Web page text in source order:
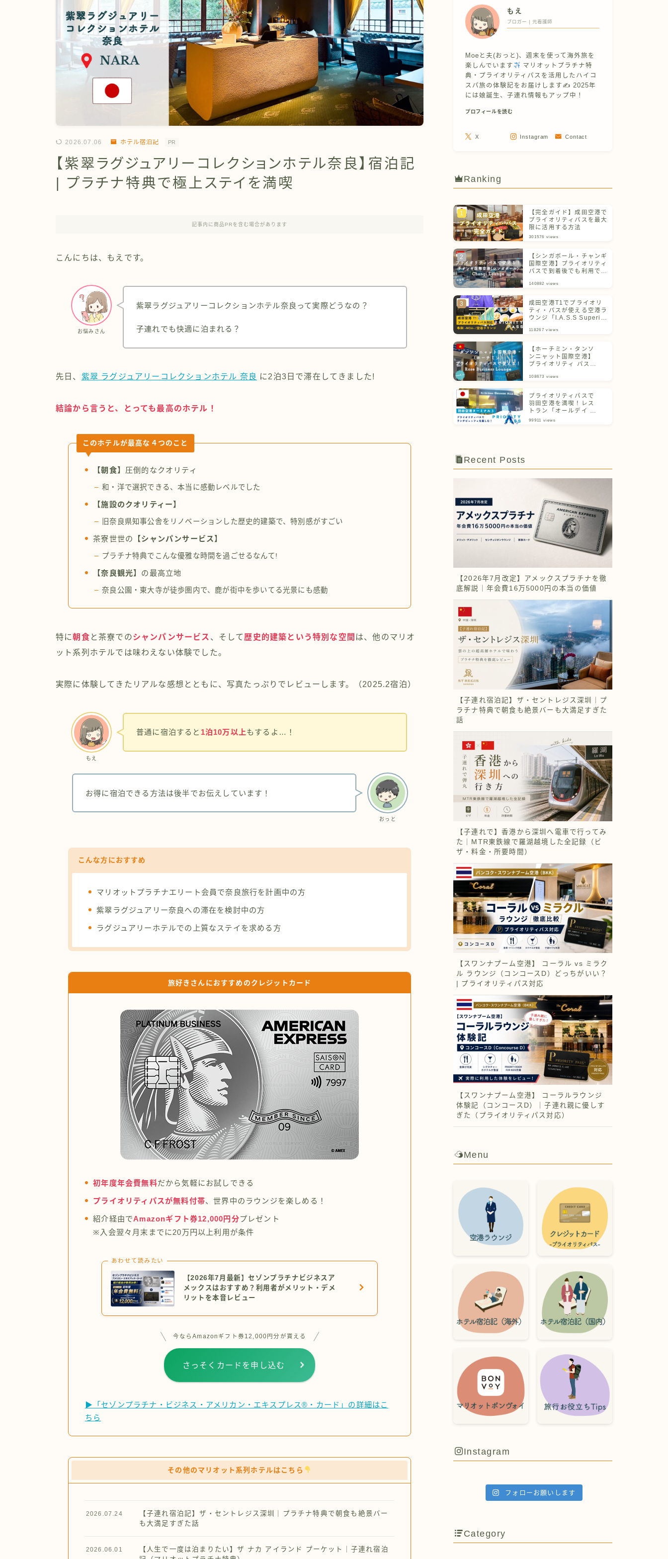
2026.07.06 ホテル宿泊記 PR
【紫翠ラグジュアリーコレクションホテル奈良】宿泊記
| プラチナ特典で極上ステイを満喫
記事内に商品PRを含む場合があります
こんにちは、もえです。
お悩みさん
紫翠ラグジュアリーコレクションホテル奈良って実際どうなの？
子連れでも快適に泊まれる？
先日、 紫翠 ラグジュアリーコレクションホテル 奈良 に2泊3日で滞在してきました!
結論から言うと、とっても最高のホテル！
このホテルが最高な４つのこと
【朝食】 圧倒的なクオリティ
和・洋で選択できる、本当に感動レベルでした
【施設のクオリティー】
旧奈良県知事公舎をリノベーションした歴史的建築で、特別感がすごい
茶寮世世の 【シャンパンサービス】
プラチナ特典でこんな優雅な時間を過ごせるなんて!
【奈良観光】 の最高立地
奈良公園・東大寺が徒歩圏内で、鹿が街中を歩いてる光景にも感動
特に朝食 と茶寮でのシャンパンサービス 、そして 歴史的建築という特別な空間 は、他のマリオ
ット系列ホテルでは味わえない体験でした。
実際に体験してきたリアルな感想とともに、写真たっぷりでレビューします。（2025.2宿泊）
もえ
普通に宿泊すると 1泊10万以上もするよ…！
おっと
お得に宿泊できる方法は後半でお伝えしています！
こんな方におすすめ
マリオットプラチナエリート会員で奈良旅行を計画中の方
紫翠ラグジュアリー奈良への滞在を検討中の方
ラグジュアリーホテルでの上質なステイを求める方
旅好きさんにおすすめのクレジットカード
初年度年会費無料だから気軽にお試しできる
プライオリティパスが無料付帯、世界中のラウンジを楽しめる！
紹介経由でAmazonギフト券12,000円分プレゼント
※入会翌々月末までに20万円以上利用が条件
あわせて読みたい
【2026年7月最新】セゾンプラチナビジネスア
メックスはおすすめ？利用者がメリット・デメ
リットを本音レビュー
今ならAmazonギフト券12,000円分が貰える
さっそくカードを申し込む
▶「セゾンプラチナ・ビジネス・アメリカン・エキスプレス®・カード」の詳細はこ
ちら
その他のマリオット系列ホテルはこちら
【子連れ宿泊記】ザ・セントレジス深圳｜プラチナ特典で朝食も絶景バー
も大満足すぎた話
2026.07.24
【人生で一度は泊まりたい】ザ ナカ アイランド プーケット｜子連れ宿泊
2026.06.01
もえ
ブロガー | 元看護師
Moeと夫(おっと)、週末を使って海外旅を
楽しんでいます
マリオットプラチナ特
典・プライオリティパスを活用したハイコ
スパ旅の体験記をお届けします✍ 2025年
には娘誕生、子連れ情報もアップ中！
プロフィールを読む
X Instagram Contact
Ranking
【完全ガイド】成田空港で
プライオリティパスを最大
限に活用する方法
301576 views
【シンガポール・チャンギ
国際空港】プライオリティ
パスで到着後でも利用でき
140882 views
成田空港T1でプライオリ
ティ・パスが使える空港ラ
ウンジ「I.A.S.S Superior
118267 views
【ホーチミン・タンソ
ンニャット国際空港】
プライオリティ パスで
ご紹介！
108673 views
プライオリティパスで
羽田空港を満喫！レス
トラン「オールデイ ダ
イニング グランドエー
99911 views
Recent Posts
【2026年7月改定】アメックスプラチナを徹
底解説｜年会費16万5000円の本当の価値
【子連れ宿泊記】ザ・セントレジス深圳｜プ
ラチナ特典で朝食も絶景バーも大満足すぎた
話
【子連れで】香港から深圳へ電車で行ってみ
た｜MTR東鉄線で羅湖越境した全記録（ビ
ザ・料金・所要時間）
【スワンナプーム空港】 コーラル vs ミラク
ル ラウンジ（コンコースD）どっちがいい？
| プライオリティパス対応
【スワンナプーム空港】 コーラルラウンジ
体験記（コンコースD）｜子連れ親に優しす
ぎた（プライオリティパス対応）
Menu
Instagram
フォローお願いします
Category